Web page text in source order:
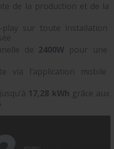
de la production et de la
play sur toute installation
de 2400W pour une
via l’application mobile
17,28 kWh grâce aux